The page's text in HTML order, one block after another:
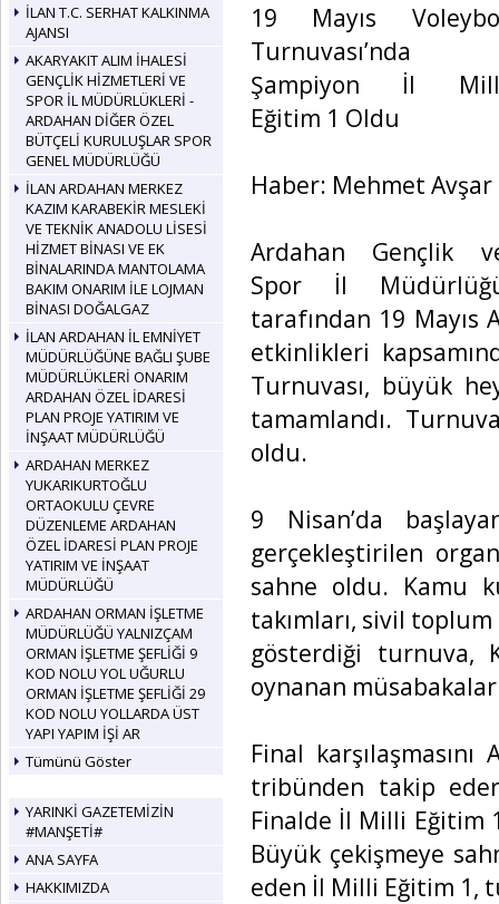
İLAN T.C. SERHAT KALKINMA
AJANSI
AKARYAKIT ALIM İHALESİ
GENÇLİK HİZMETLERİ VE
SPOR İL MÜDÜRLÜKLERİ -
ARDAHAN DİĞER ÖZEL
BÜTÇELİ KURULUŞLAR SPOR
GENEL MÜDÜRLÜĞÜ
İLAN ARDAHAN MERKEZ
KAZIM KARABEKİR MESLEKİ
VE TEKNİK ANADOLU LİSESİ
HİZMET BİNASI VE EK
BİNALARINDA MANTOLAMA
BAKIM ONARIM İLE LOJMAN
BİNASI DOĞALGAZ
İLAN ARDAHAN İL EMNİYET
MÜDÜRLÜĞÜNE BAĞLI ŞUBE
MÜDÜRLÜKLERİ ONARIM
ARDAHAN ÖZEL İDARESİ
PLAN PROJE YATIRIM VE
İNŞAAT MÜDÜRLÜĞÜ
ARDAHAN MERKEZ
YUKARIKURTOĞLU
ORTAOKULU ÇEVRE
DÜZENLEME ARDAHAN
ÖZEL İDARESİ PLAN PROJE
YATIRIM VE İNŞAAT
MÜDÜRLÜĞÜ
ARDAHAN ORMAN İŞLETME
MÜDÜRLÜĞÜ YALNIZÇAM
ORMAN İŞLETME ŞEFLİĞİ 9
KOD NOLU YOL UĞURLU
ORMAN İŞLETME ŞEFLİĞİ 29
KOD NOLU YOLLARDA ÜST
YAPI YAPIM İŞİ AR
Tümünü Göster
YARINKİ GAZETEMİZİN
#MANŞETİ#
ANA SAYFA
HAKKIMIZDA
19 Mayıs
Turnuvası’nda
Şampiyon İl
Eğitim 1 Oldu
Haber: Mehmet Avşar
Ardahan Gençlik
Spor İl
tarafından 19 Mayıs
etkinlikleri
Turnuvası, büyük
tamamlandı.
oldu.
9 Nisan’da
gerçekleştirilen
sahne oldu. Kamu
takımları, sivil
gösterdiği turnuva,
oynanan
Final
tribünden takip
Finalde İl Milli Eğitim
Büyük çekişmeye
eden İl Milli Eğitim 1,